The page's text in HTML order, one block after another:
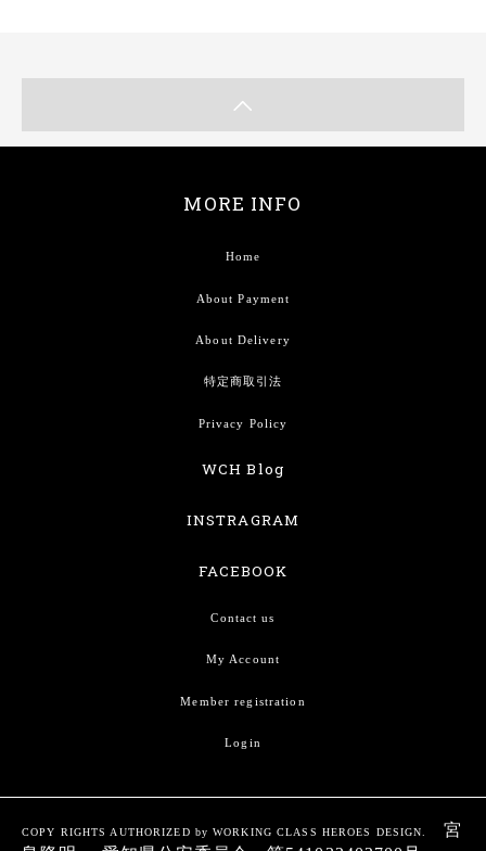
MORE INFO
Home
About Payment
About Delivery
特定商取引法
Privacy Policy
WCH Blog
INSTRAGRAM
FACEBOOK
Contact us
My Account
Member registration
Login
COPY RIGHTS AUTHORIZED by WORKING CLASS HEROES DESIGN. 宮